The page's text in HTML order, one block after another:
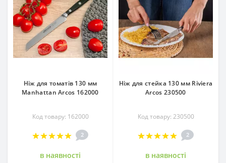
Ніж для томатів 130 мм
Manhattan Arcos 162000
Код товару: 162000
2
в наявностi
Ніж для стейка 130 мм Riviera
Arcos 230500
Код товару: 230500
2
в наявностi